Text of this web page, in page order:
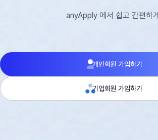
anyApply 에서 쉽고 간편하게
개인회원 가입하기
기업회원 가입하기